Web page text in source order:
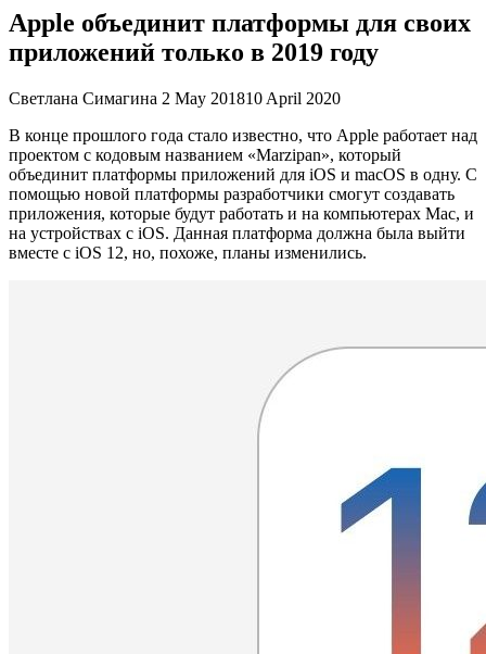
Apple объединит платформы для своих
приложений только в 2019 году
Светлана Симагина 2 May 201810 April 2020
В конце прошлого года стало известно, что Apple работает над
проектом с кодовым названием «Marzipan», который
объединит платформы приложений для iOS и macOS в одну. С
помощью новой платформы разработчики смогут создавать
приложения, которые будут работать и на компьютерах Mac, и
на устройствах с iOS. Данная платформа должна была выйти
вместе с iOS 12, но, похоже, планы изменились.